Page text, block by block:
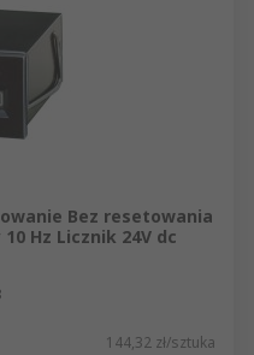
Bez resetowania
Hz Licznik 24V dc
144,32 zł/sztuka